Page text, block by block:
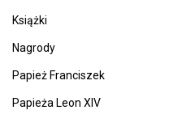
Książki
Nagrody
Papież Franciszek
Papieża Leon XIV